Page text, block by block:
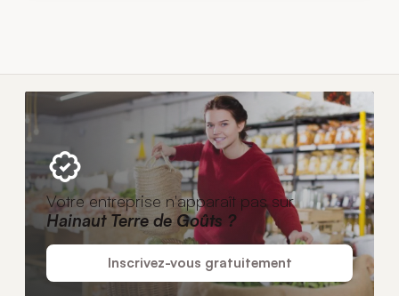
Votre entreprise n'apparaît pas sur
Hainaut Terre de Goûts ?
Inscrivez-vous gratuitement